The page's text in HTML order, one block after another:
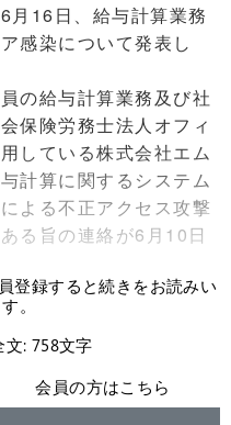
16日、給与計算業務
感染について発表し
の給与計算業務及び社
保険労務士法人オフィ
している株式会社エム
計算に関するシステム
よる不正アクセス攻撃
る旨の連絡が6月10日
登録すると続きをお読みい
。
: 758文字
会員の方はこちら